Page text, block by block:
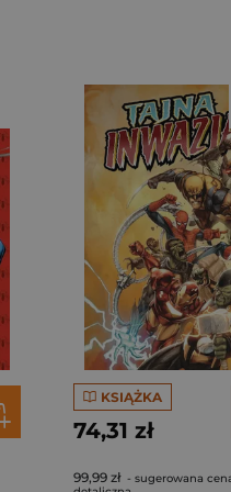
KSIĄŻKA
74,31 zł
99,99 zł - sugerowana